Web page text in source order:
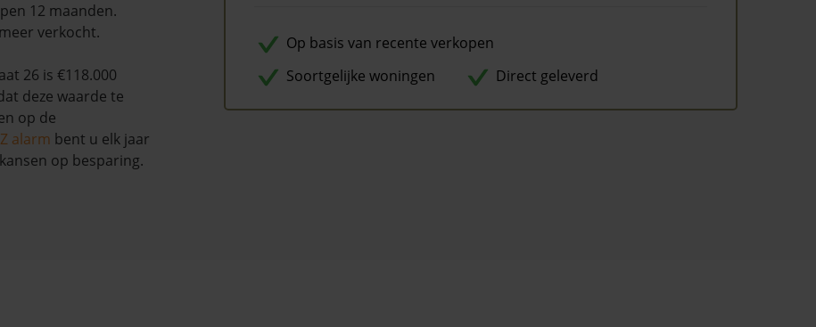
12 maanden.
verkocht.
26 is €118.000
deze waarde te
op de
alarm bent u elk jaar
op besparing.
Op basis van recente verkopen
Soortgelijke woningen
Direct geleverd